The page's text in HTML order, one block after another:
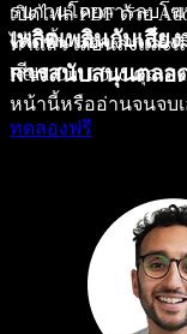
รบกวนโดยการลบโ
ได้ดีขึ้น นอกจากนี้ยัง
เสียง
เปิดไฟล์ PDF ด้วย
ทำแล้ว เลื่อนลงและเ
Read Out Loud คุณ
หน้านี้หรืออ่านจนจบ
เพลิดเพลินกับเสีย
การสนับสนุนตลอ
ทดลองฟรี